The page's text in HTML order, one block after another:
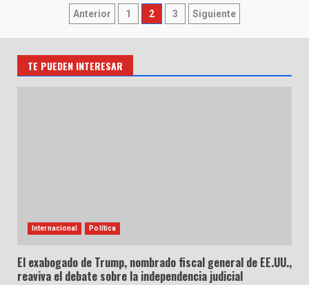
Paginación
de
entradas
Anterior 1 2 3 Siguiente
TE PUEDEN INTERESAR
Internacional Política
El exabogado de Trump, nombrado fiscal general de EE.UU.,
reaviva el debate sobre la independencia judicial